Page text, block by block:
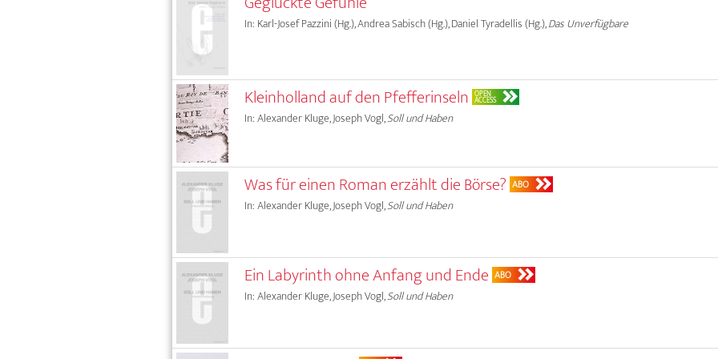
In: Karl-Josef Pazzini (Hg.), Andrea Sabisch (Hg.), Daniel Tyradellis (Hg.),Das Unverfügbare
Kleinholland auf den Pfefferinseln OPEN
ACCESS
In: Alexander Kluge, Joseph Vogl,Soll und Haben
Was für einen Roman erzählt die Börse? ABO
In: Alexander Kluge, Joseph Vogl,Soll und Haben
Ein Labyrinth ohne Anfang und Ende ABO
In: Alexander Kluge, Joseph Vogl,Soll und Haben